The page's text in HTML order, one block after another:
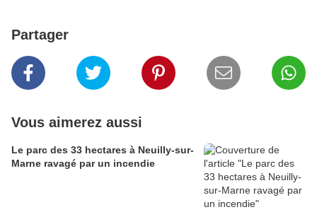
Partager
Vous aimerez aussi
Le parc des 33 hectares à Neuilly-sur-
Marne ravagé par un incendie